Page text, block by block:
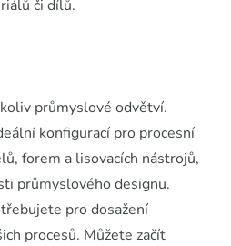
či dílů.
průmyslové odvětví.
konfigurací pro procesní
forem a lisovacích nástrojů,
průmyslového designu.
pro dosažení
procesů. Můžete začít